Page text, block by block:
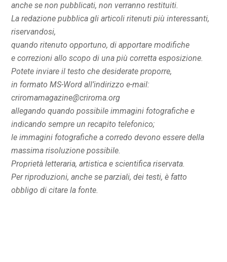
anche se non pubblicati, non verranno restituiti.
La redazione pubblica gli articoli ritenuti più interessanti,
riservandosi,
quando ritenuto opportuno, di apportare modifiche
e correzioni allo scopo di una più corretta esposizione.
Potete inviare il testo che desiderate proporre,
in formato MS-Word all’indirizzo e-mail:
criromamagazine@criroma.org
allegando quando possibile immagini fotografiche e
indicando sempre un recapito telefonico;
le immagini fotografiche a corredo devono essere della
massima risoluzione possibile.
Proprietà letteraria, artistica e scientifica riservata.
Per riproduzioni, anche se parziali, dei testi, è fatto
obbligo di citare la fonte.